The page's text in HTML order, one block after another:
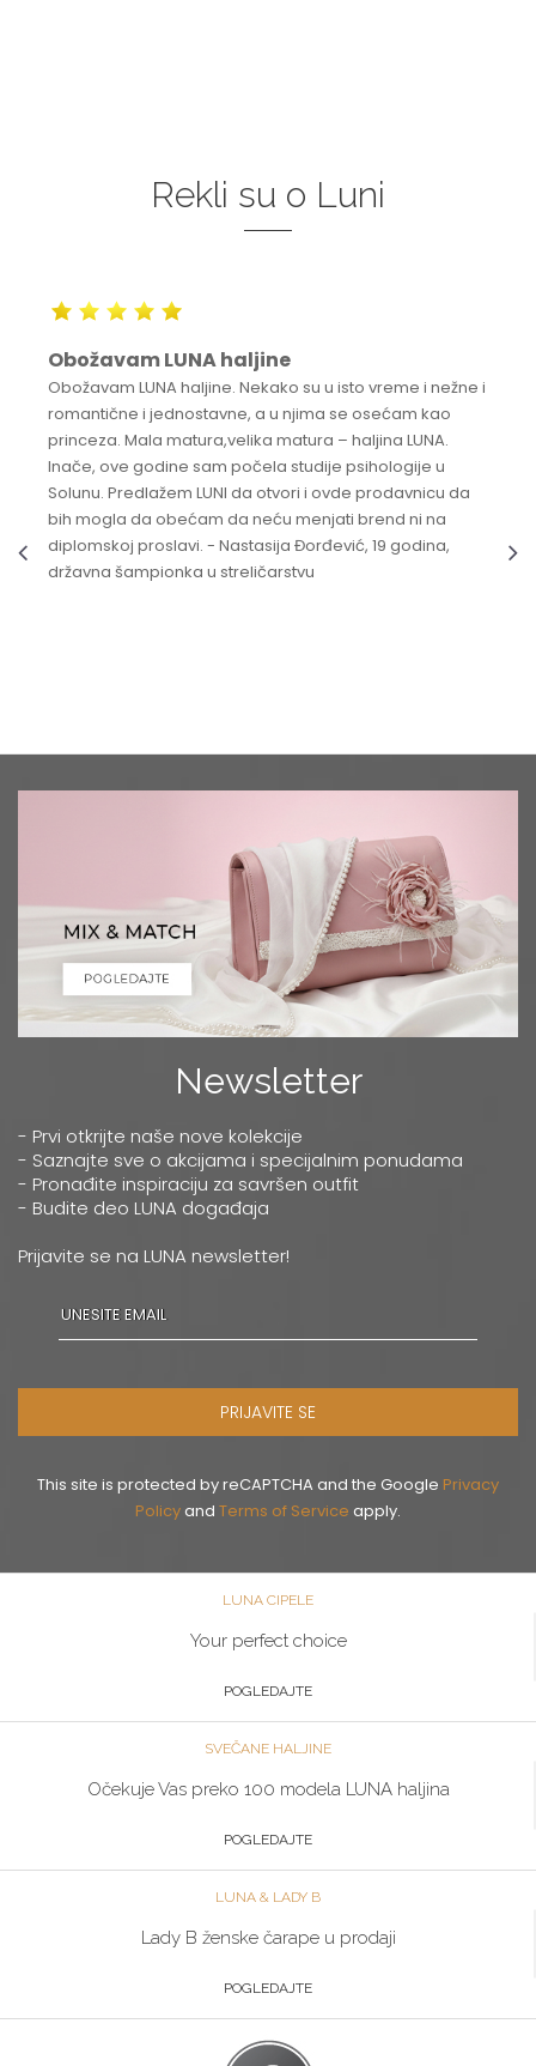
Rekli su o Luni
Obožavam LUNA haljine
Obožavam LUNA haljine. Nekako su u isto vreme i nežne i
romantične i jednostavne, a u njima se osećam kao
princeza. Mala matura,velika matura – haljina LUNA.
Inače, ove godine sam počela studije psihologije u
Solunu. Predlažem LUNI da otvori i ovde prodavnicu da
bih mogla da obećam da neću menjati brend ni na
diplomskoj proslavi. - Nastasija Đorđević, 19 godina,
državna šampionka u streličarstvu
Newsletter
- Prvi otkrijte naše nove kolekcije
- Saznajte sve o akcijama i specijalnim ponudama
- Pronađite inspiraciju za savršen outfit
- Budite deo LUNA događaja
Prijavite se na LUNA newsletter!
PRIJAVITE SE
This site is protected by reCAPTCHA and the Google Privacy
Policyand Terms of Service apply.
LUNA CIPELE
Your perfect choice
POGLEDAJTE
SVEČANE HALJINE
Očekuje Vas preko 100 modela LUNA haljina
POGLEDAJTE
LUNA & LADY B
Lady B ženske čarape u prodaji
POGLEDAJTE